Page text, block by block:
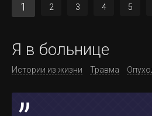
1 2 3 4 5
Я в больнице
Истории из жизни Травма